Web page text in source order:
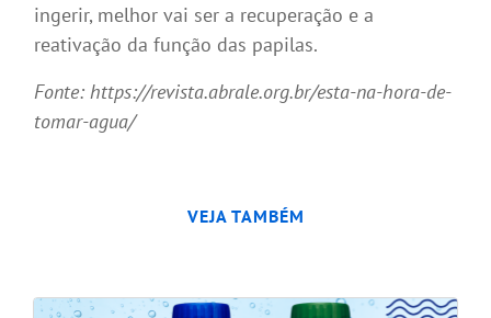
ingerir, melhor vai ser a recuperação e a
reativação da função das papilas.
Fonte: https://revista.abrale.org.br/esta-na-hora-de-
tomar-agua/
VEJA TAMBÉM